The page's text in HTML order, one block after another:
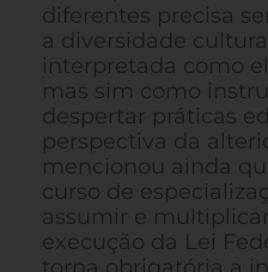
diferentes precisa
a diversidade
interpretada como
mas sim como
despertar práticas
perspectiva da
mencionou ainda
curso de
assumir e
execução da Lei